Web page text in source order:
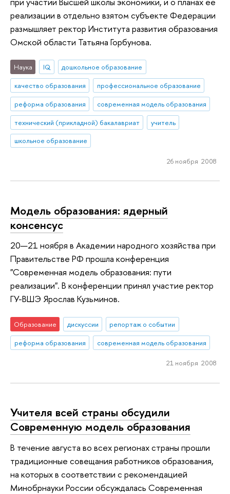
реализации в отдельно взятом субъекте Федерации
размышляет ректор Института развития образования
Омской области Татьяна Горбунова.
Наука IQ
дошкольное образование
качество образования
профессиональное образование
реформа образования
современная модель образования
технический (прикладной) бакалавриат
учитель
школьное образование
26 ноября 2008
Модель образования: ядерный
консенсус
20—21 ноября в Академии народного хозяйства при
Правительстве РФ прошла конференция
"Современная модель образования: пути
реализации". В конференции принял участие ректор
ГУ-ВШЭ Ярослав Кузьминов.
Образование дискуссии
репортаж о событии
реформа образования
современная модель образования
21 ноября 2008
Учителя всей страны обсудили
Современную модель образования
В течение августа во всех регионах страны прошли
традиционные совещания работников образования,
на которых в соответствии с рекомендацией
Минобрнауки России обсуждалась Современная